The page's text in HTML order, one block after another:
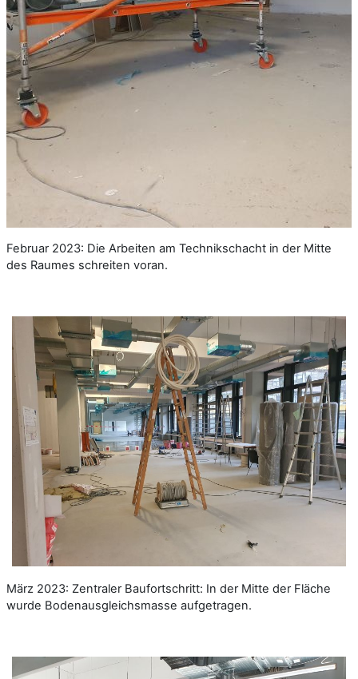
Februar 2023: Die Arbeiten am Technikschacht in der Mitte
des Raumes schreiten voran.
März 2023: Zentraler Baufortschritt: In der Mitte der Fläche
wurde Bodenausgleichsmasse aufgetragen.